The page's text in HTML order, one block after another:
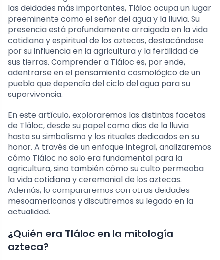
las deidades más importantes, Tláloc ocupa un lugar
preeminente como el señor del agua y la lluvia. Su
presencia está profundamente arraigada en la vida
cotidiana y espiritual de los aztecas, destacándose
por su influencia en la agricultura y la fertilidad de
sus tierras. Comprender a Tláloc es, por ende,
adentrarse en el pensamiento cosmológico de un
pueblo que dependía del ciclo del agua para su
supervivencia.
En este artículo, exploraremos las distintas facetas
de Tláloc, desde su papel como dios de la lluvia
hasta su simbolismo y los rituales dedicados en su
honor. A través de un enfoque integral, analizaremos
cómo Tláloc no solo era fundamental para la
agricultura, sino también cómo su culto permeaba
la vida cotidiana y ceremonial de los aztecas.
Además, lo compararemos con otras deidades
mesoamericanas y discutiremos su legado en la
actualidad.
¿Quién era Tláloc en la mitología
azteca?